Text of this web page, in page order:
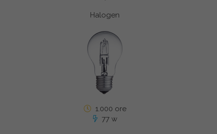
Halogen
1.000 ore
77 w